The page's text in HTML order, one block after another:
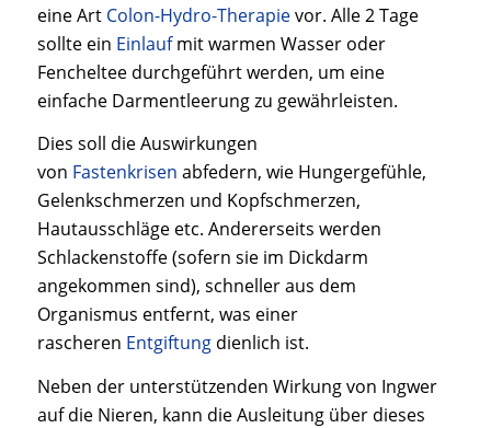
eine Art Colon-Hydro-Therapievor. Alle 2 Tage
sollte ein Einlaufmit warmen Wasser oder
Fencheltee durchgeführt werden, um eine
einfache Darmentleerung zu gewährleisten.
Dies soll die Auswirkungen
von Fastenkrisen abfedern, wie Hungergefühle,
Gelenkschmerzen und Kopfschmerzen,
Hautausschläge etc. Andererseits werden
Schlackenstoffe (sofern sie im Dickdarm
angekommen sind), schneller aus dem
Organismus entfernt, was einer
rascheren Entgiftungdienlich ist.
Neben der unterstützenden Wirkung von Ingwer
auf die Nieren, kann die Ausleitung über dieses